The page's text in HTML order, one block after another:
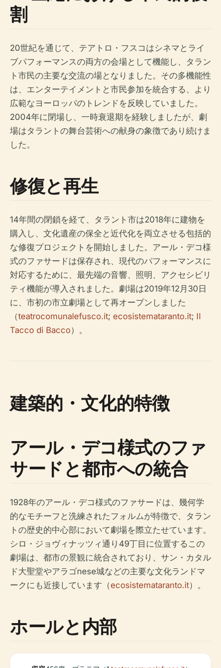
割
20世紀を通じて、テアトロ・フスコはシネマとライ
ブパフォーマンスの両方の会場として機能し、タラン
ト市民の主要な交流の場となりました。その多機能性
は、エンターテイメントと市民参加を統合する、より
広範なヨーロッパのトレンドを反映していました。
2004年に閉場し、一時衰退期を経験しましたが、劇
場はタラントの舞台芸術への献身の象徴であり続けま
した。
修復と再生
14年間の閉鎖を経て、タラント市は2018年に建物を
購入し、文化遺産の保全と近代化を両立させる包括的
な修復プロジェクトを開始しました。アール・デコ様
式のファサードは保存され、現代のパフォーマンスに
対応するために、最先端の音響、照明、アクセシビリ
ティ機能が導入されました。劇場は2019年12月30日
に、市初の市立劇場として再オープンしました
（teatrocomunalefusco.it; ecosistemataranto.it; Il
Tacco di Bacco）。
建築的・文化的特徴
アール・デコ様式のファ
サードと都市への統合
1928年のアール・デコ様式のファサードは、幾何学
的なモチーフと洗練されたフォルムが特徴で、タラン
トの歴史的中心部において劇場を際立たせています。
シロ・ジョヴィナッツィ通り49丁目に位置するこの
劇場は、都市の景観に統合されており、サン・カタル
ド大聖堂やアラゴnese城などの主要な文化ランドマ
ークにも近接しています（ecosistemataranto.it）。
ホールと内部